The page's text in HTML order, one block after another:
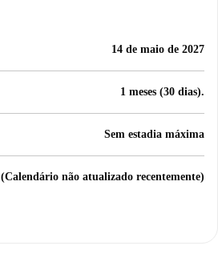
14 de maio de 2027
1 meses (30 dias).
Sem estadia máxima
(Calendário não atualizado recentemente)